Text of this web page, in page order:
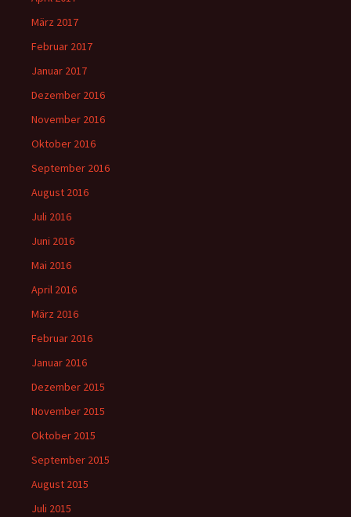
März 2017
Februar 2017
Januar 2017
Dezember 2016
November 2016
Oktober 2016
September 2016
August 2016
Juli 2016
Juni 2016
Mai 2016
April 2016
März 2016
Februar 2016
Januar 2016
Dezember 2015
November 2015
Oktober 2015
September 2015
August 2015
Juli 2015